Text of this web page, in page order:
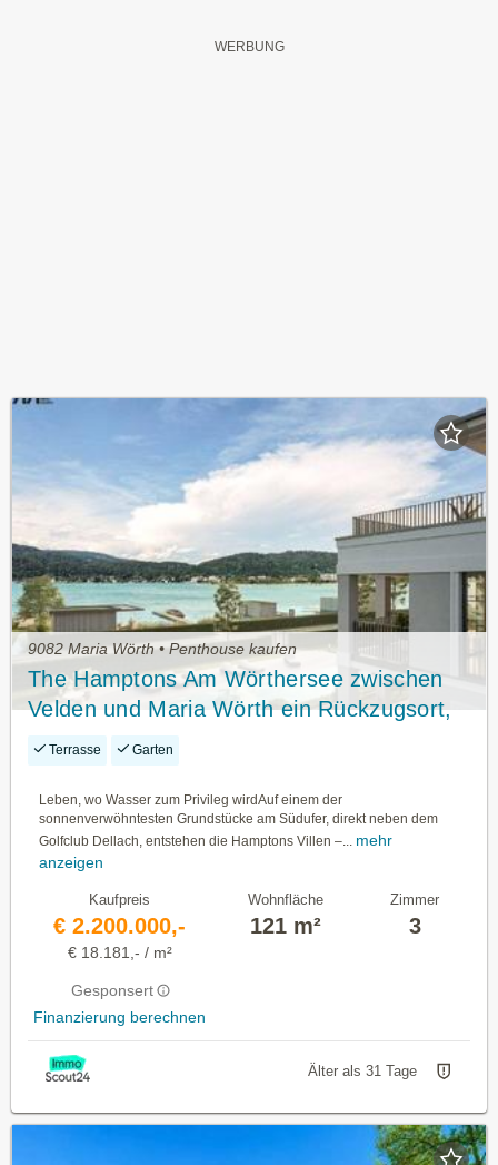
9082 Maria Wörth • Penthouse kaufen
The Hamptons Am Wörthersee zwischen
Velden und Maria Wörth ein Rückzugsort,
der nicht Eindruck macht - sondern
Terrasse Garten
Leben, wo Wasser zum Privileg wirdAuf einem der
sonnenverwöhntesten Grundstücke am Südufer, direkt neben dem
Golfclub Dellach, entstehen die Hamptons Villen –...
mehr
anzeigen
Kaufpreis
€ 2.200.000,-
€ 18.181,- / m²
Gesponsert
Finanzierung berechnen
Wohnfläche
121 m²
Zimmer
3
Älter als 31 Tage